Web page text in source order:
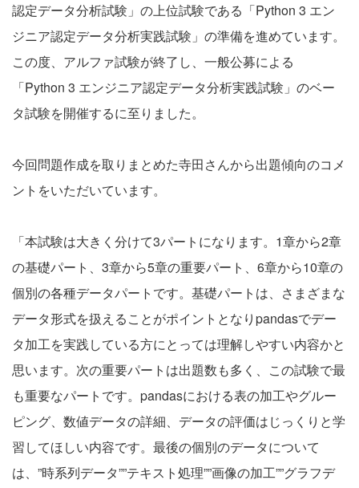
認定データ分析試験」の上位試験である「Python 3 エン
ジニア認定データ分析実践試験」の準備を進めています。
この度、アルファ試験が終了し、一般公募による
「Python 3 エンジニア認定データ分析実践試験」のベー
タ試験を開催するに至りました。
今回問題作成を取りまとめた寺田さんから出題傾向のコメ
ントをいただいています。
「本試験は大きく分けて3パートになります。1章から2章
の基礎パート、3章から5章の重要パート、6章から10章の
個別の各種データパートです。基礎パートは、さまざまな
データ形式を扱えることがポイントとなりpandasでデー
タ加工を実践している方にとっては理解しやすい内容かと
思います。次の重要パートは出題数も多く、この試験で最
も重要なパートです。pandasにおける表の加工やグルー
ピング、数値データの詳細、データの評価はじっくりと学
習してほしい内容です。最後の個別のデータについて
は、”時系列データ””テキスト処理””画像の加工””グラフデ